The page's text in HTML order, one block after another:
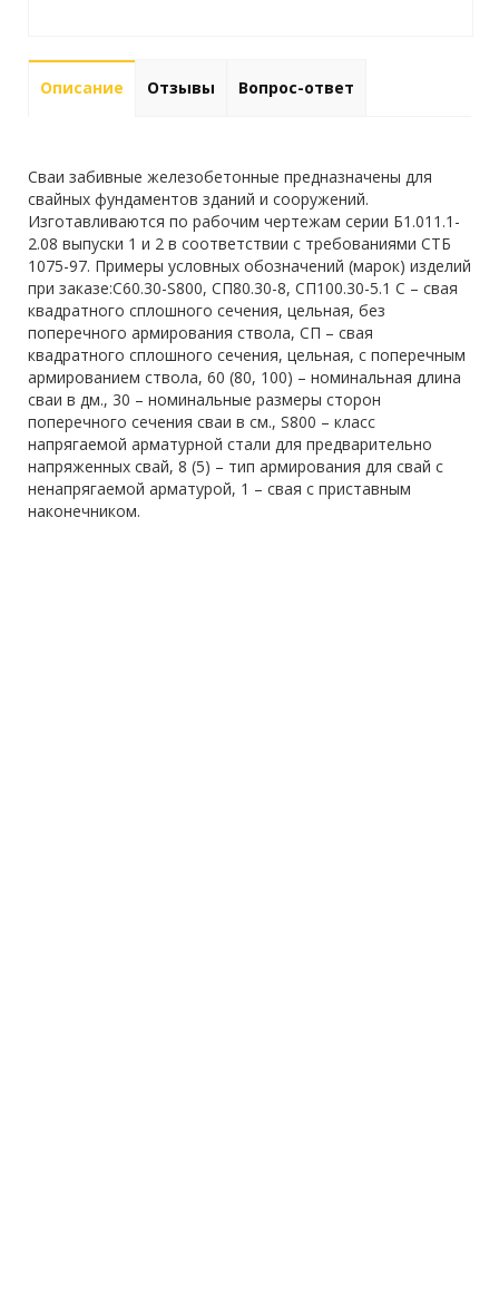
Описание Отзывы Вопрос-ответ
Сваи забивные железобетонные предназначены для
свайных фундаментов зданий и сооружений.
Изготавливаются по рабочим чертежам серии Б1.011.1-
2.08 выпуски 1 и 2 в соответствии с требованиями СТБ
1075-97. Примеры условных обозначений (марок) изделий
при заказе:С60.30-S800, СП80.30-8, СП100.30-5.1 С – свая
квадратного сплошного сечения, цельная, без
поперечного армирования ствола, СП – свая
квадратного сплошного сечения, цельная, с поперечным
армированием ствола, 60 (80, 100) – номинальная длина
сваи в дм., 30 – номинальные размеры сторон
поперечного сечения сваи в см., S800 – класс
напрягаемой арматурной стали для предварительно
напряженных свай, 8 (5) – тип армирования для свай с
ненапрягаемой арматурой, 1 – свая с приставным
наконечником.